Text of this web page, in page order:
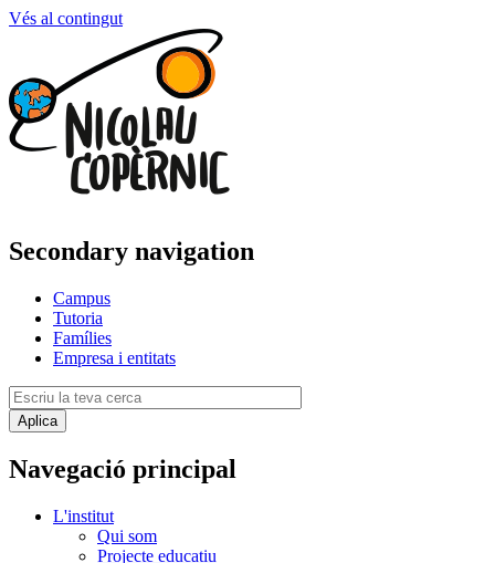
Vés al contingut
Secondary navigation
Campus
Tutoria
Famílies
Empresa i entitats
Navegació principal
L'institut
Qui som
Projecte educatiu